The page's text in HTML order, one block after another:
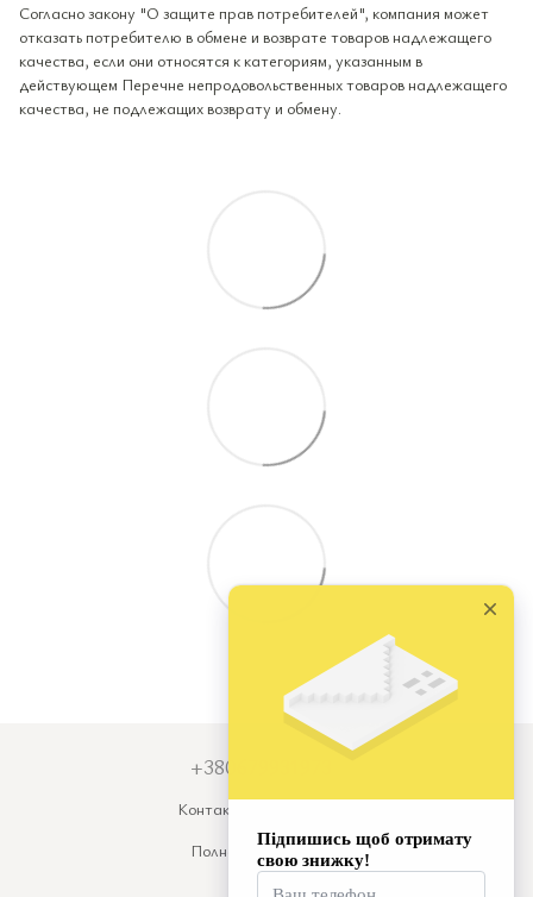
Согласно закону "О защите прав потребителей", компания может
отказать потребителю в обмене и возврате товаров надлежащего
качества, если они относятся к категориям, указанным в
действующем Перечне непродовольственных товаров надлежащего
качества, не подлежащих возврату и обмену.
+380679931973
Контактная информация
Полная версия сайта
© 2026